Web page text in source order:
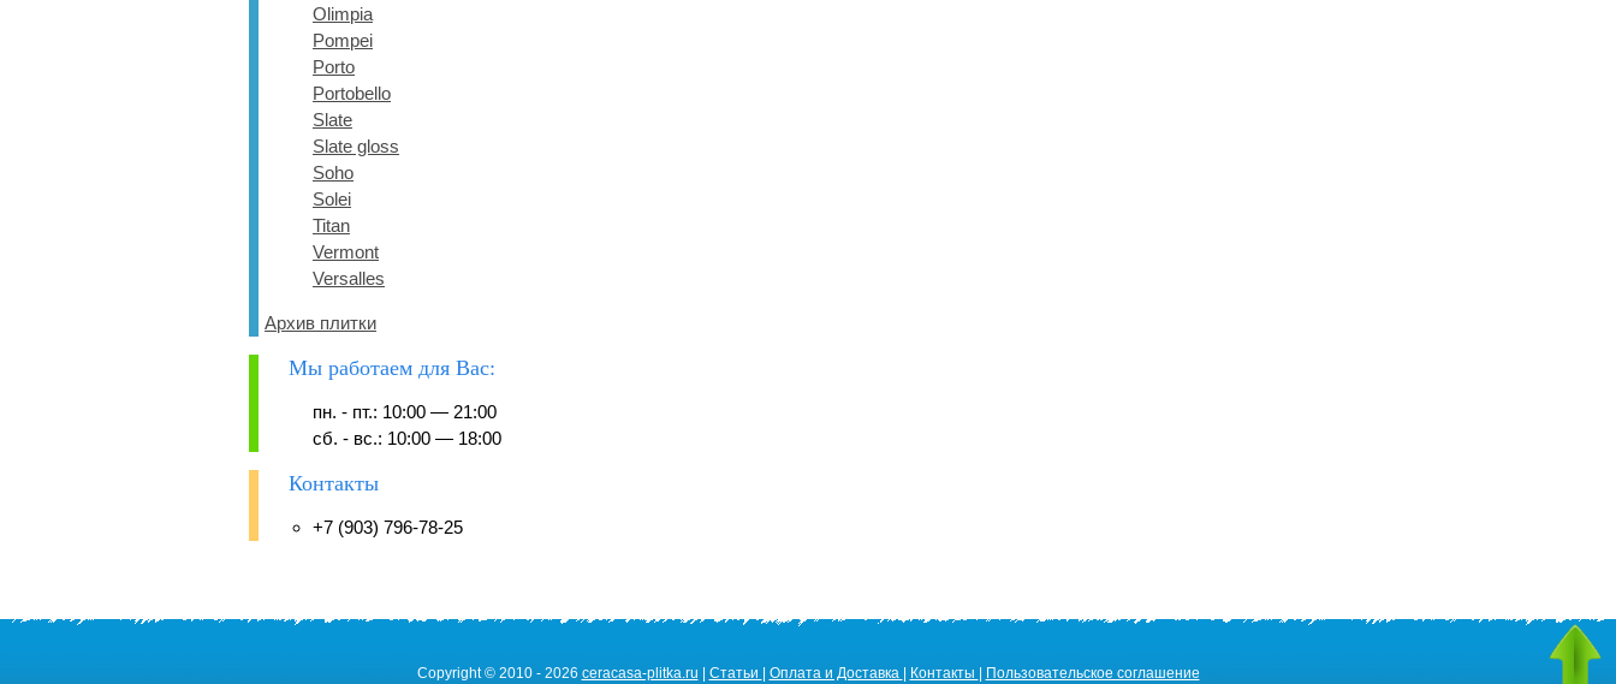
Olimpia
Pompei
Porto
Portobello
Slate
Slate gloss
Soho
Solei
Titan
Vermont
Versalles
Архив плитки
Мы работаем для Вас:
пн. - пт.: 10:00 — 21:00
сб. - вс.: 10:00 — 18:00
Контакты
+7 (903) 796-78-25
Copyright © 2010 - 2026 ceracasa-plitka.ru Статьи Оплата и Доставка Контакты Пользовательское соглашение